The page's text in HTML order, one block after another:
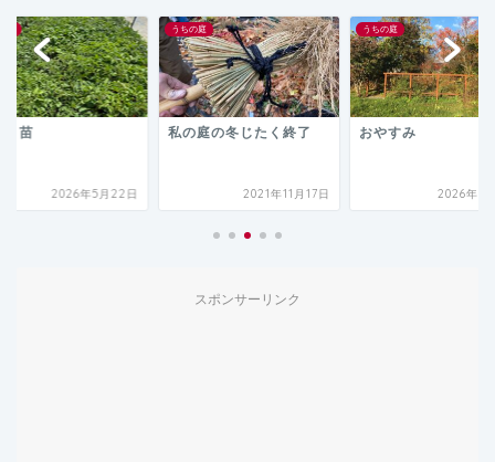
ト苗
2026年5月22日
うちの庭
私の庭の冬じたく終了
2021年11月17日
うちの庭
おやすみ
2026年7
スポンサーリンク